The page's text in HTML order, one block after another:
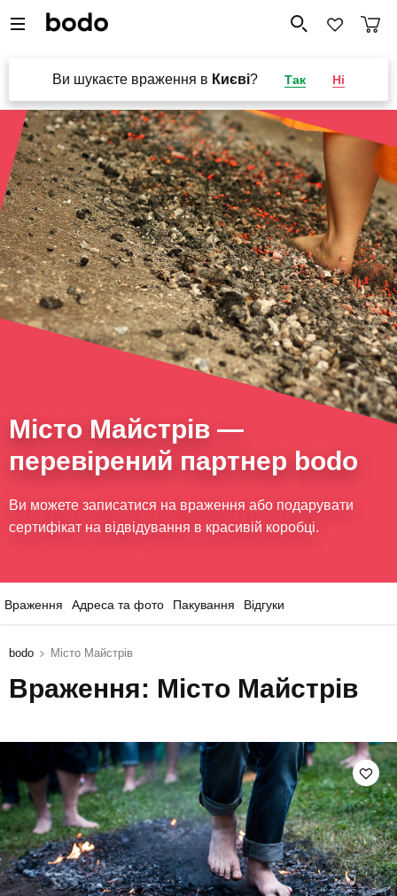
Ви шукаєте враження в Києві? Так Ні
Місто Майстрів —
перевірений партнер bodo
Ви можете записатися на враження або подарувати
сертифікат на відвідування в красивій коробці.
Враження Адреса та фото Пакування Відгуки
bodo Місто Майстрів
Враження: Місто Майстрів